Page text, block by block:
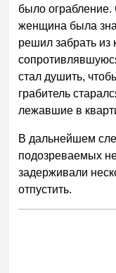
было ограбление.
женщина была
решил забрать из
стал душить,
грабитель
лежавшие в
В дальнейшем
подозреваемых
задерживали
отпустить.